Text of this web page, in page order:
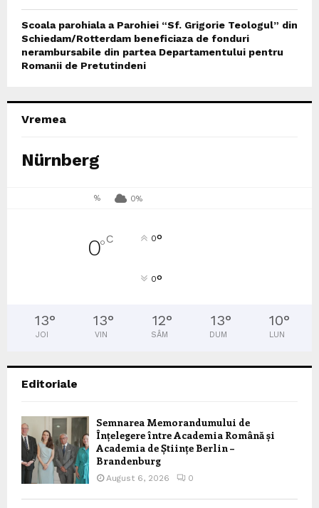
Scoala parohiala a Parohiei “Sf. Grigorie Teologul” din
Schiedam/Rotterdam beneficiaza de fonduri
nerambursabile din partea Departamentului pentru
Romanii de Pretutindeni
Vremea
Nürnberg
% 0%
0°C 0°
0°
13°
JOI
13°
VIN
12°
SÂM
13°
DUM
10°
LUN
Editoriale
Semnarea Memorandumului de
Înțelegere între Academia Română și
Academia de Științe Berlin –
Brandenburg
August 6, 2026 0